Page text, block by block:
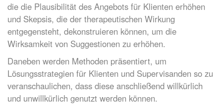
die die Plausibilität des Angebots für Klienten erhöhen
und Skepsis, die der therapeutischen Wirkung
entgegensteht, dekonstruieren können, um die
Wirksamkeit von Suggestionen zu erhöhen.
Daneben werden Methoden präsentiert, um
Lösungsstrategien für Klienten und Supervisanden so zu
veranschaulichen, dass diese anschließend willkürlich
und unwillkürlich genutzt werden können.